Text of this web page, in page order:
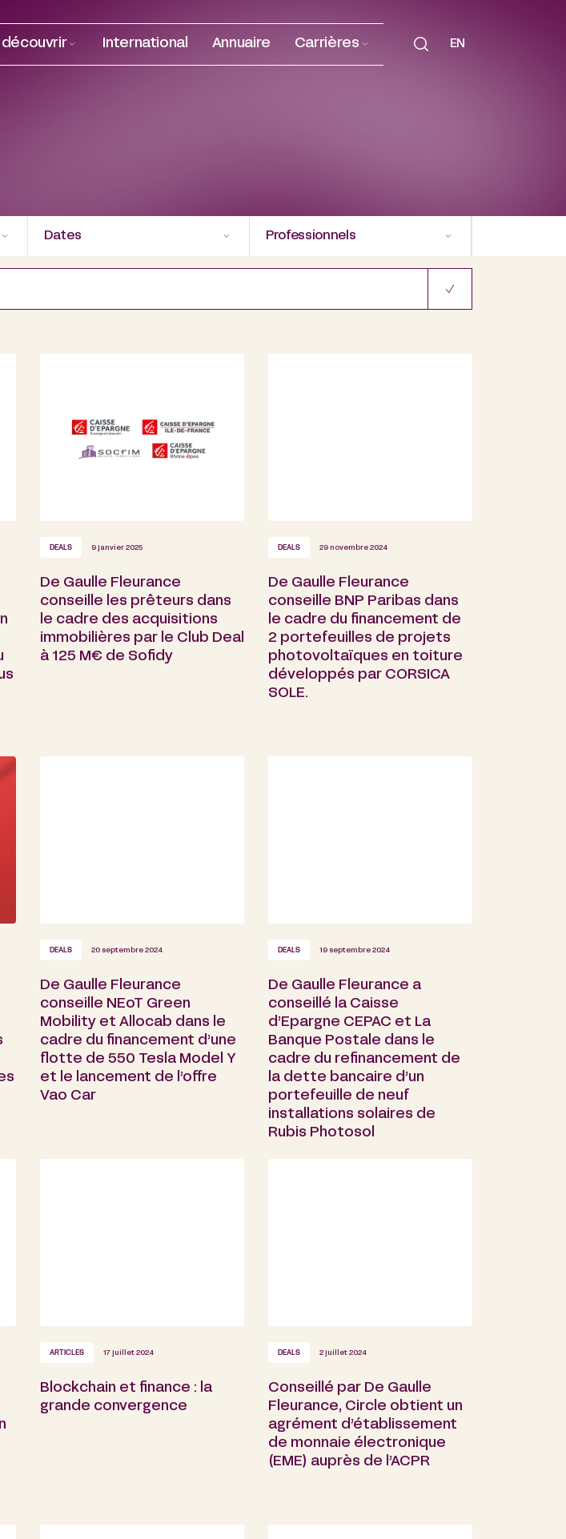
découvrir International Annuaire Carrières EN
Dates Professionnels
DEALS 9 janvier 2025
De Gaulle Fleurance
conseille les prêteurs dans
le cadre des acquisitions
immobilières par le Club Deal
à 125 M€ de Sofidy
DEALS 29 novembre 2024
De Gaulle Fleurance
conseille BNP Paribas dans
le cadre du financement de
2 portefeuilles de projets
photovoltaïques en toiture
développés par CORSICA
SOLE.
DEALS 20 septembre 2024
De Gaulle Fleurance
conseille NEoT Green
Mobility et Allocab dans le
cadre du financement d’une
flotte de 550 Tesla Model Y
et le lancement de l’offre
Vao Car
DEALS 19 septembre 2024
De Gaulle Fleurance a
conseillé la Caisse
d’Epargne CEPAC et La
Banque Postale dans le
cadre du refinancement de
la dette bancaire d’un
portefeuille de neuf
installations solaires de
Rubis Photosol
ARTICLES 17 juillet 2024
Blockchain et finance : la
grande convergence
DEALS 2 juillet 2024
Conseillé par De Gaulle
Fleurance, Circle obtient un
agrément d’établissement
de monnaie électronique
(EME) auprès de l’ACPR